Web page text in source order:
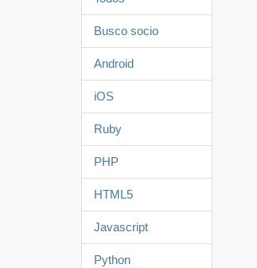
Busco socio
Android
iOS
Ruby
PHP
HTML5
Javascript
Python